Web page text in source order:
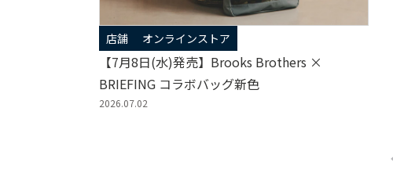
店舗 オンラインストア
【7月8日(水)発売】Brooks Brothers ×
BRIEFING コラボバッグ新色
2026.07.02